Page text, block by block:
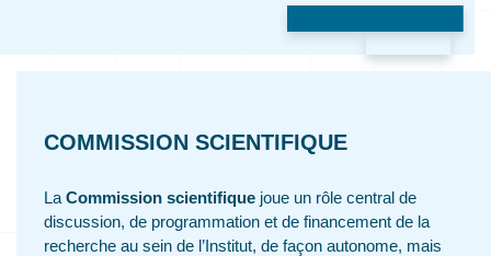
COMMISSION SCIENTIFIQUE
La Commission scientifique joue un rôle central de
discussion, de programmation et de financement de la
recherche au sein de l’Institut, de façon autonome, mais